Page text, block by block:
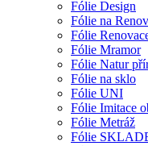
Fólie Design
Fólie na
Fólie
Fólie Mramor
Fólie Natur
Fólie na sklo
Fólie UNI
Fólie Imitace
Fólie Metráž
Fólie